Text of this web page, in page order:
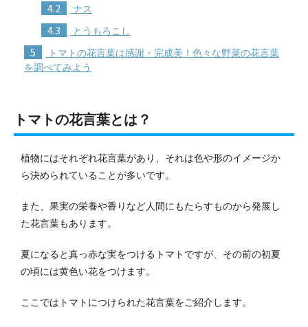
4.2 ナス
4.3 とうもろこし
5
トマトの花言葉は感謝・完成美！色々な野菜の花言葉
を調べてみよう
トマトの花言葉とは？
植物にはそれぞれ花言葉があり、それは色や形のイメージか
ら決められていることが多いです。
また、果実の栄養や香りなど人間にもたらすものから発展し
た花言葉もあります。
夏になると真っ赤な実をつけるトマトですが、その前の初夏
の頃には黄色い花をつけます。
ここではトマトにつけられた花言葉をご紹介します。